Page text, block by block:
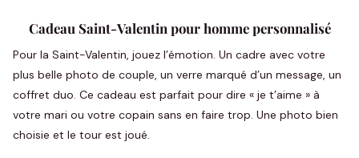
Cadeau Saint-Valentin pour homme personnalisé
Pour la Saint-Valentin, jouez l’émotion. Un cadre avec votre
plus belle photo de couple, un verre marqué d’un message, un
coffret duo. Ce cadeau est parfait pour dire « je t’aime » à
votre mari ou votre copain sans en faire trop. Une photo bien
choisie et le tour est joué.